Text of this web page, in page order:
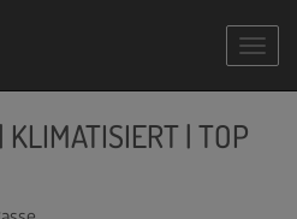
KLIMATISIERT | TOP